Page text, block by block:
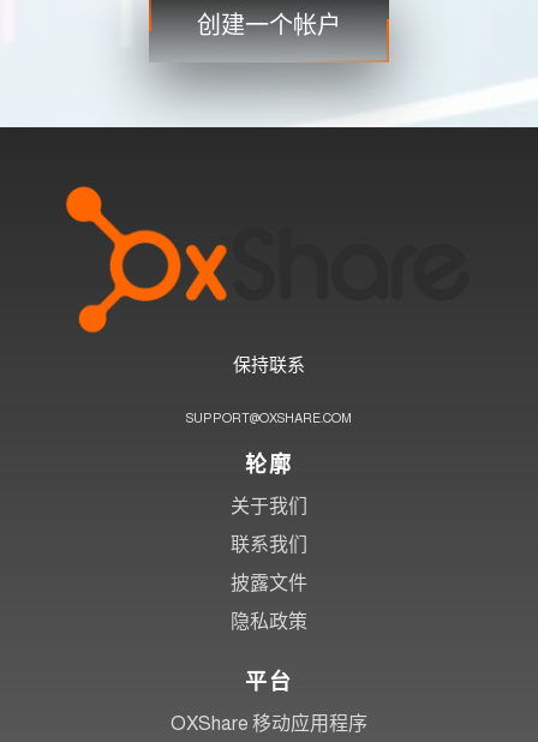
步骤 3贸易
创建一个帐户
保持联系
SUPPORT@OXSHARE.COM
轮廓
关于我们
联系我们
披露文件
隐私政策
平台
OXShare 移动应用程序